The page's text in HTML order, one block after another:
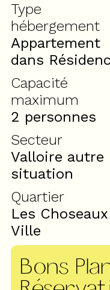
Type
hébergement
Appartement
dans
Capacité
maximum
2 personnes
Secteur
Valloire autre
situation
Quartier
Les Choseaux
Ville
Bons